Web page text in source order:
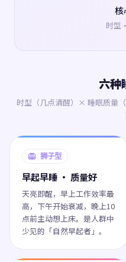
核
时型
六种
时型（几点清醒）× 睡眠质量
🦁 狮子型
早起早睡 · 质量好
天亮即醒，早上工作效率最
高，下午开始衰减，晚上10
点前主动想上床。是人群中
少见的「自然早起者」。